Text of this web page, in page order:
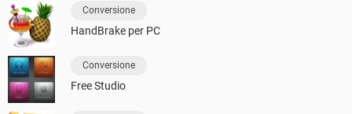
Conversione
HandBrake per PC
Conversione
Free Studio